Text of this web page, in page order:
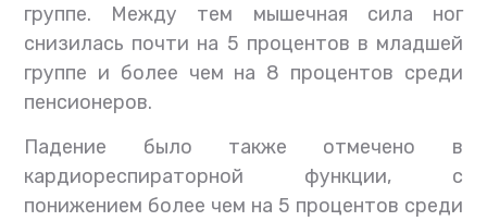
группе. Между тем мышечная сила ног
снизилась почти на 5 процентов в младшей
группе и более чем на 8 процентов среди
пенсионеров.
Падение было также отмечено в
кардиореспираторной функции, с
понижением более чем на 5 процентов среди